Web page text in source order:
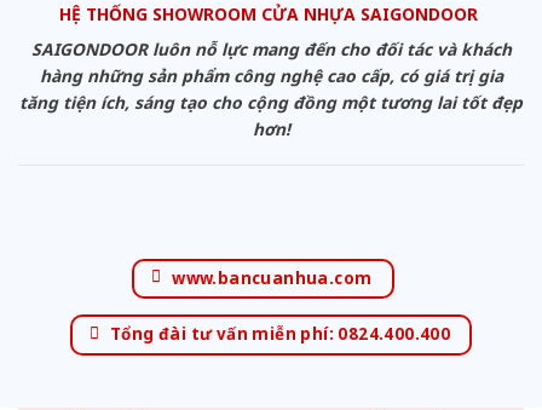
HỆ THỐNG SHOWROOM CỬA NHỰA SAIGONDOOR
SAIGONDOOR luôn nỗ lực mang đến cho đối tác và khách
hàng những sản phẩm công nghệ cao cấp, có giá trị gia
tăng tiện ích, sáng tạo cho cộng đồng một tương lai tốt đẹp
hơn!
www.bancuanhua.com
Tổng đài tư vấn miễn phí: 0824.400.400